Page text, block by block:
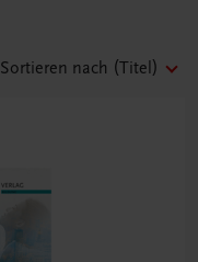
Sortieren nach (Titel)